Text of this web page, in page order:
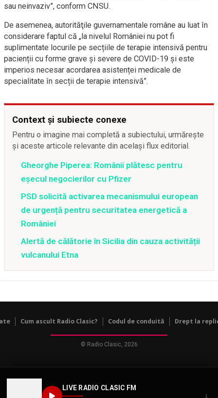
LIVE RADIO CLASIC FM
↓
sau neinvaziv”, conform CNSU.
De asemenea, autorităţile guvernamentale române au luat în
considerare faptul că „la nivelul României nu pot fi
suplimentate locurile pe secțiile de terapie intensivă pentru
pacienții cu forme grave și severe de COVID-19 și este
imperios necesar acordarea asistenței medicale de
specialitate în secții de terapie intensivă”.
Context și subiecte conexe
Pentru o imagine mai completă a subiectului, urmărește
și aceste articole relevante din același flux editorial.
Gheorghe Piperea: Românii plătesc pentru
eșecul negocierilor cu Pfizer
PSD solicită activarea mecanismului european
de urgență pentru securitatea energetică a
României
Alertă de călătorie în Sicilia din cauza activității
vulcanului Etna
Cum ascult Radio Clasic? Codul de conduită Drept la
© Radio Clasic, 2026